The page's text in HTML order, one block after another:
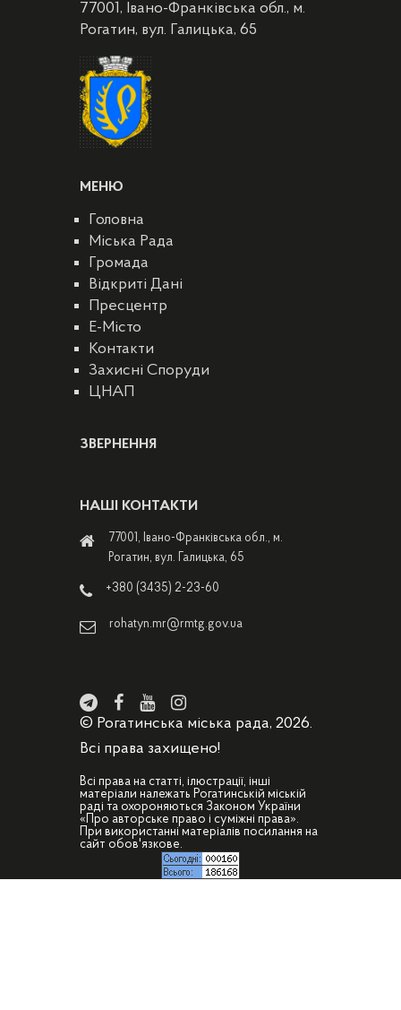
77001, Івано-Франківська обл., м.
Рогатин, вул. Галицька, 65
МЕНЮ
Головна
Міська Рада
Громада
Відкриті Дані
Пресцентр
E-Місто
Контакти
Захисні Споруди
ЦНАП
ЗВЕРНЕННЯ
НАШІ КОНТАКТИ
77001, Івано-Франківська обл., м.
Рогатин, вул. Галицька, 65
+380 (3435) 2-23-60
rohatyn.mr@rmtg.gov.ua
© Рогатинська міська рада, 2026.
Всі права захищено!
Всі права на статті, ілюстрації, інші
матеріали належать Рогатинській міській
раді та охороняються Законом України
«Про авторське право і суміжні права».
При використанні матеріалів посилання на
сайт обов'язкове.